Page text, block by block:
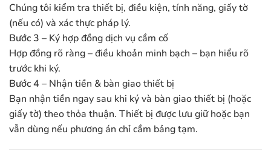
Chúng tôi kiểm tra thiết bị, điều kiện, tính năng, giấy tờ
(nếu có) và xác thực pháp lý.
Bước 3 – Ký hợp đồng dịch vụ cầm cố
Hợp đồng rõ ràng – điều khoản minh bạch – bạn hiểu rõ
trước khi ký.
Bước 4 – Nhận tiền & bàn giao thiết bị
Bạn nhận tiền ngay sau khi ký và bàn giao thiết bị (hoặc
giấy tờ) theo thỏa thuận. Thiết bị được lưu giữ hoặc bạn
vẫn dùng nếu phương án chỉ cầm bảng tạm.